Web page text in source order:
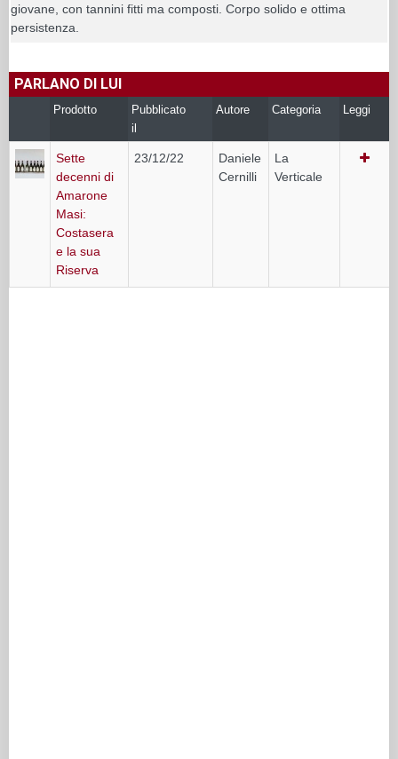
giovane, con tannini fitti ma composti. Corpo solido e ottima
persistenza.
PARLANO DI LUI
Prodotto
Pubblicato
il
Autore Categoria Leggi
Sette
decenni di
Amarone
Masi:
Costasera
e la sua
Riserva
23/12/22
Daniele
Cernilli
La
Verticale